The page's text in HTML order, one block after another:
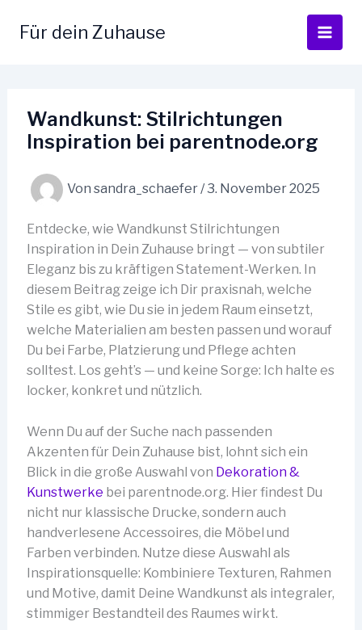
InhaltFür dein Zuhause
Wandkunst: Stilrichtungen
Inspiration bei parentnode.org
Von sandra_schaefer/3. November 2025
Entdecke, wie Wandkunst Stilrichtungen
Inspiration in Dein Zuhause bringt — von subtiler
Eleganz bis zu kräftigen Statement-Werken. In
diesem Beitrag zeige ich Dir praxisnah, welche
Stile es gibt, wie Du sie in jedem Raum einsetzt,
welche Materialien am besten passen und worauf
Du bei Farbe, Platzierung und Pflege achten
solltest. Los geht’s — und keine Sorge: Ich halte es
locker, konkret und nützlich.
Wenn Du auf der Suche nach passenden
Akzenten für Dein Zuhause bist, lohnt sich ein
Blick in die große Auswahl von Dekoration &
Kunstwerke bei parentnode.org. Hier findest Du
nicht nur klassische Drucke, sondern auch
handverlesene Accessoires, die Möbel und
Farben verbinden. Nutze diese Auswahl als
Inspirationsquelle: Kombiniere Texturen, Rahmen
und Motive, damit Deine Wandkunst als integraler,
stimmiger Bestandteil des Raumes wirkt.